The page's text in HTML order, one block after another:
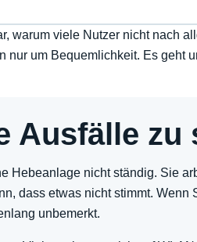
warum viele Nutzer nicht nach
nur um Bequemlichkeit. Es geht
Ausfälle zu
Hebeanlage nicht ständig. Sie
dass etwas nicht stimmt.
unbemerkt.